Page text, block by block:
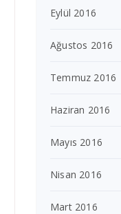
Eylül 2016
Ağustos 2016
Temmuz 2016
Haziran 2016
Mayıs 2016
Nisan 2016
Mart 2016